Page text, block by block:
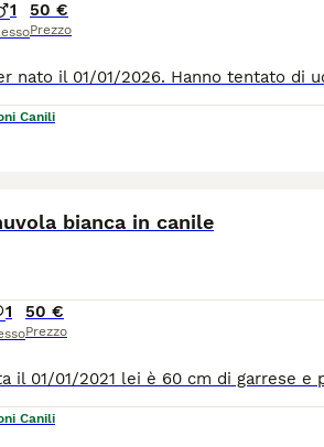
1 50 €
Prezzo
Canili
bianca in canile
1 50 €
Prezzo
Canili